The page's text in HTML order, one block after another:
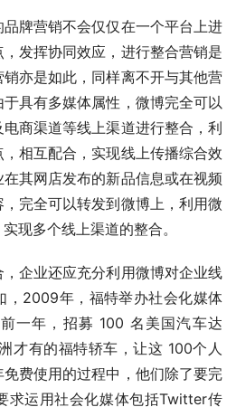
牌营销不会仅仅在一个平台上进
发挥协同效应，进行整合营销是
亦是如此，同样离不开与其他营
具有多媒体属性，微博完全可以
商渠道等线上渠道进行整合，利
相互配合，实现线上传播综合效
其网店发布的新品信息或在视频
完全可以转发到微博上，利用微
现多个线上渠道的整合。
企业还应充分利用微博对企业线
，2009年，福特举办社会化媒体
一年，招募 100 名美国汽车达
才有的福特轿车，让这 100个人
费使用的过程中，他们除了要完
求运用社会化媒体包括Twitter传